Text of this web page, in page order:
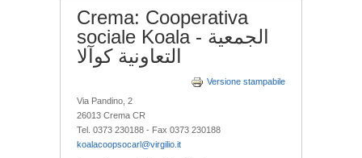
Crema: Cooperativa
sociale Koala - الجمعية
التعاونية كوآلا
Versione stampabile
Via Pandino, 2
26013 Crema CR
Tel. 0373 230188 - Fax 0373 230188
koalacoopsocarl@virgilio.it